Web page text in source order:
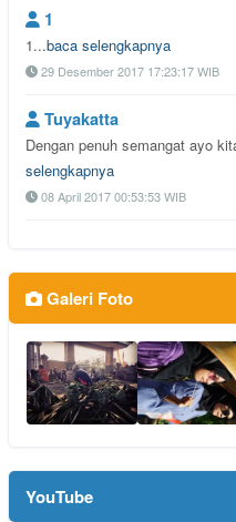
1
1...baca selengkapnya
29 Desember 2017 17:23:17 WIB
Tuyakatta
Dengan penuh semangat ayo
selengkapnya
08 April 2017 00:53:53 WIB
Galeri Foto
YouTube